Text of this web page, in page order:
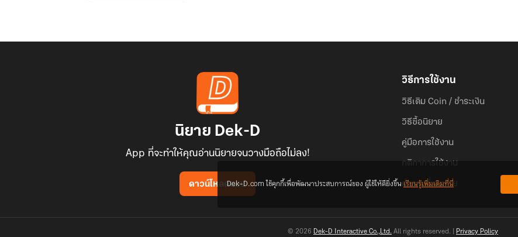
นิยาย Dek-D
App ที่จะทำให้คุณอ่านนิยายจนวางมือถือไม่ลง!
ดาวน์โหลดแอป
วิธีการใช้งาน
วิธีเติม Coin / ชำระเงิน
วิธีซื้อนิยาย
คู่มือการใช้งาน
กติกาการใช้งาน
คำถามที่พบบ่อย
© 2026 Dek-D Interactive Co.,Ltd. All rights reserved. | Privacy Policy
Dek-D.com ใช้คุกกี้เพื่อพัฒนาประสบการณ์ของ ผู้ใช้ให้ดียิ่งขึ้นเรียนรู้เพิ่มเติมที่นี่